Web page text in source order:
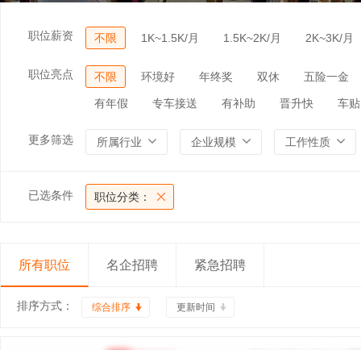
职位薪资 不限 1K~1.5K/月 1.5K~2K/月 2K~3K/月
职位亮点 不限 环境好 年终奖 双休 五险一金
有年假 专车接送 有补助 晋升快 车贴
更多筛选 所属行业 企业规模 工作性质
已选条件 职位分类：
所有职位 名企招聘 紧急招聘
排序方式： 综合排序 更新时间